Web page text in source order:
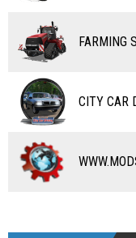
ЧИТЫ
ПРОГРАММЫ
CITY CAR